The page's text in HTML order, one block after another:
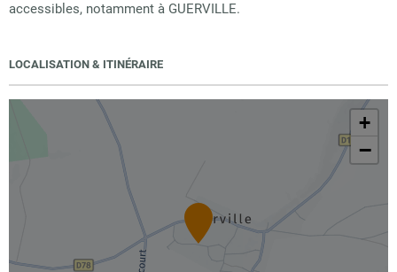
accessibles, notamment à GUERVILLE.
LOCALISATION & ITINÉRAIRE
+
−